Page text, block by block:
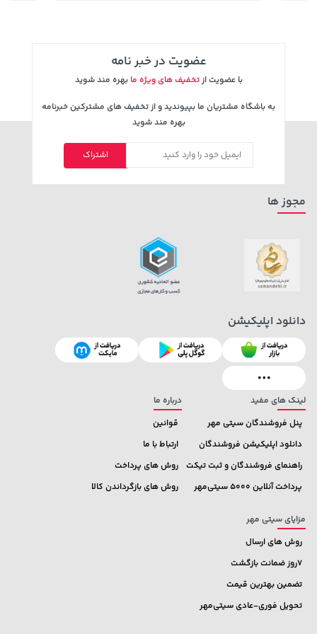
خرید 1,109,000 تومان
141,000 تومان
165,900
خرید 76,780,000 تومان
عضویت در خبر نامه
با عضویت ازتخفیف های ویژه ما بهره مند شوید
به باشگاه مشتریان ما بپیوندید و از تخفیف های مشترکین خبرنامه
بهره مند شوید
اشتراک
لینک های مفید
پنل فروشندگان سیتی مهر
دانلود اپلیکیشن فروشندگان
راهنمای فروشندگان و ثبت تیکت
پرداخت آنلاین 5000 سیتی‌مهر
درباره ما
قوانین
ارتباط با ما
روش های پرداخت
روش های بازگرداندن کالا
مزایای سیتی مهر
روش های ارسال
7روز ضمانت بازگشت
تضمین بهترین قیمت
تحویل فوری-عادی سیتی‌مهر
مجوز ها
دانلود اپلیکیشن